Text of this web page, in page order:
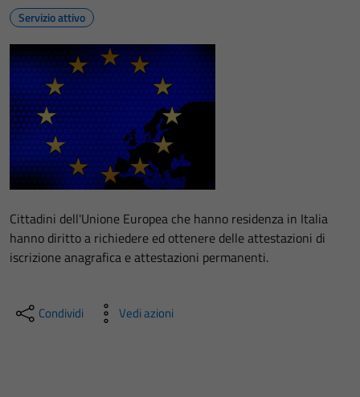
Servizio attivo
Cittadini dell'Unione Europea che hanno residenza in Italia
hanno diritto a richiedere ed ottenere delle attestazioni di
iscrizione anagrafica e attestazioni permanenti.
Condividi Vedi azioni